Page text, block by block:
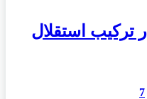
ترکیب استقلال
7